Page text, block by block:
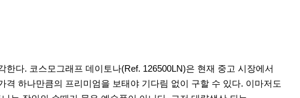
다. 코스모그래프 데이토나(Ref. 126500LN)은 현재 중고 시장에서
하나만큼의 프리미엄을 보태야 기다림 없이 구할 수 있다. 이마저도